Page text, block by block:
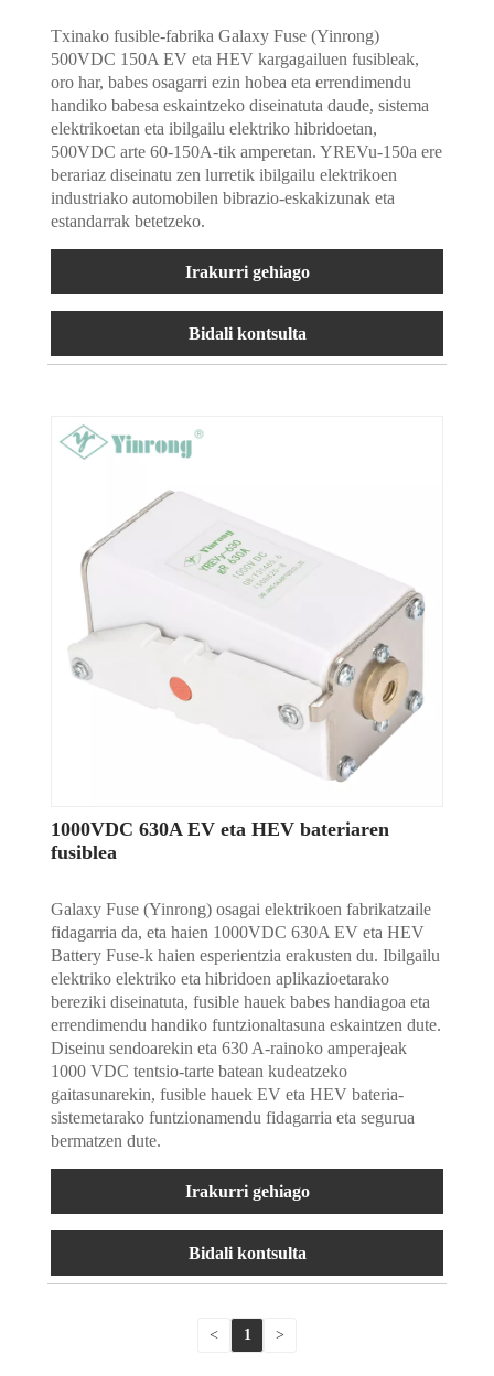
Txinako fusible-fabrika Galaxy Fuse (Yinrong)
500VDC 150A EV eta HEV kargagailuen fusibleak,
oro har, babes osagarri ezin hobea eta errendimendu
handiko babesa eskaintzeko diseinatuta daude, sistema
elektrikoetan eta ibilgailu elektriko hibridoetan,
500VDC arte 60-150A-tik amperetan. YREVu-150a ere
berariaz diseinatu zen lurretik ibilgailu elektrikoen
industriako automobilen bibrazio-eskakizunak eta
estandarrak betetzeko.
Irakurri gehiago
Bidali kontsulta
1000VDC 630A EV eta HEV bateriaren
fusiblea
Galaxy Fuse (Yinrong) osagai elektrikoen fabrikatzaile
fidagarria da, eta haien 1000VDC 630A EV eta HEV
Battery Fuse-k haien esperientzia erakusten du. Ibilgailu
elektriko elektriko eta hibridoen aplikazioetarako
bereziki diseinatuta, fusible hauek babes handiagoa eta
errendimendu handiko funtzionaltasuna eskaintzen dute.
Diseinu sendoarekin eta 630 A-rainoko amperajeak
1000 VDC tentsio-tarte batean kudeatzeko
gaitasunarekin, fusible hauek EV eta HEV bateria-
sistemetarako funtzionamendu fidagarria eta segurua
bermatzen dute.
Irakurri gehiago
Bidali kontsulta
< 1 >